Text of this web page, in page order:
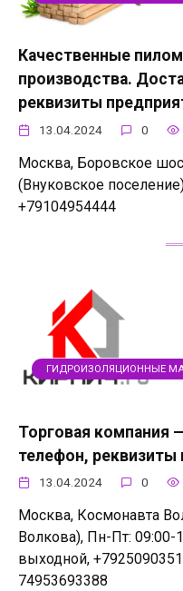
Качественные
производства.
реквизиты
13.04.2024 0
Москва, Боровское
(Внуковское
+79104954444
ГИДРОИЗОЛЯЦИОННЫЕ
Торговая компания
телефон, реквизиты
13.04.2024 0
Москва, Космонавта
Волкова), Пн-Пт: 09:00-
выходной,
74953693388